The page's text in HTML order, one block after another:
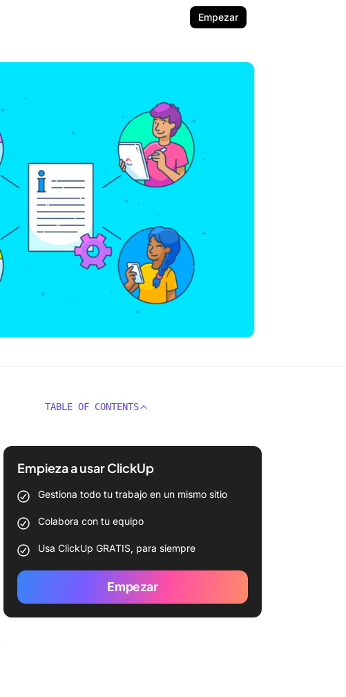
Empezar
TABLE OF CONTENTS
Empieza a usar ClickUp
Gestiona todo tu trabajo en un mismo sitio
Colabora con tu equipo
Usa ClickUp GRATIS, para siempre
Empezar